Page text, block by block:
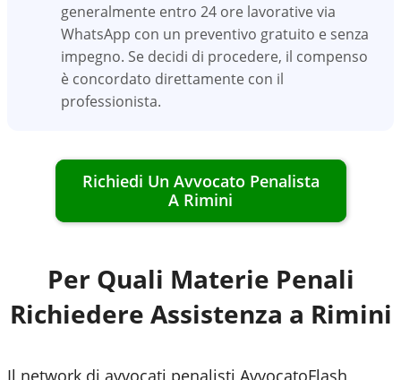
generalmente entro 24 ore lavorative via
WhatsApp con un preventivo gratuito e senza
impegno. Se decidi di procedere, il compenso
è concordato direttamente con il
professionista.
Richiedi Un Avvocato Penalista
A Rimini
Per Quali Materie Penali
Richiedere Assistenza a Rimini
Il network di avvocati penalisti AvvocatoFlash